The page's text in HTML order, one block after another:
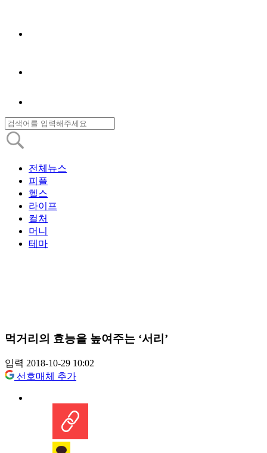
전체뉴스
피플
헬스
라이프
컬처
머니
테마
먹거리의 효능을 높여주는 ‘서리’
입력 2018-10-29 10:02
선호매체 추가